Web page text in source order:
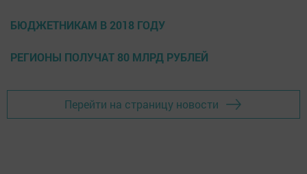
БЮДЖЕТНИКАМ В 2018 ГОДУ
РЕГИОНЫ ПОЛУЧАТ 80 МЛРД РУБЛЕЙ
Перейти на страницу новости